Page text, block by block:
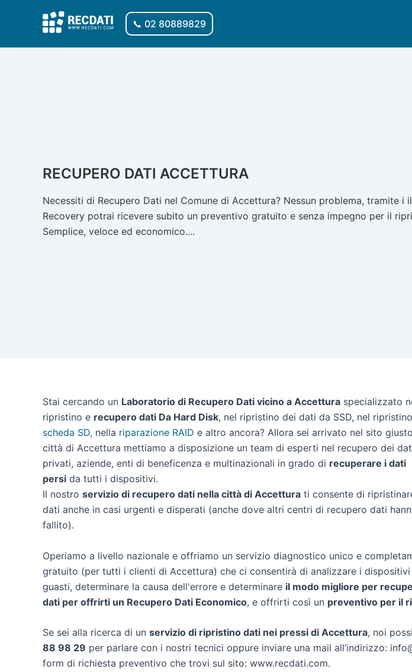
📞 02 80889829
RECUPERO DATI ACCETTURA
Necessiti di Recupero Dati nel Comune di Accettura? Nessun problema, tramite i
Recovery potrai ricevere subito un preventivo gratuito e senza impegno per il
Semplice, veloce ed economico....
Stai cercando un Laboratorio di Recupero Dati vicino a Accettura specializzato
ripristino e recupero dati Da Hard Disk, nel ripristino dei dati da SSD, nel ripristino
scheda SD, nella riparazione RAID e altro ancora? Allora sei arrivato nel sito
città di Accettura mettiamo a disposizione un team di esperti nel recupero dei
privati, aziende, enti di beneficenza e multinazionali in grado di recuperare i dati
persi da tutti i dispositivi.
Il nostro servizio di recupero dati nella città di Accettura ti consente di
dati anche in casi urgenti e disperati (anche dove altri centri di recupero dati
fallito).
Operiamo a livello nazionale e offriamo un servizio diagnostico unico e
gratuito (per tutti i clienti di Accettura) che ci consentirà di analizzare i dispositivi
guasti, determinare la causa dell'errore e determinare il modo migliore per
dati per offrirti un Recupero Dati Economico, e offrirti così un preventivo per il
Se sei alla ricerca di un servizio di ripristino dati nei pressi di Accettura, noi
88 98 29 per parlare con i nostri tecnici oppure inviare una mail all’indirizzo:
form di richiesta preventivo che trovi sul sito: www.recdati.com.